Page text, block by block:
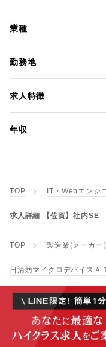
業種
勤務地
求人特徴
年収
TOP IT・Webエンジ
求人詳細 【佐賀】社内SE
TOP 製造業(メーカー)
日清紡マイクロデバイスＡ